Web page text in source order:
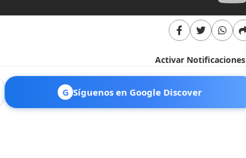
Activar Notificaciones
G Síguenos en Google Discover